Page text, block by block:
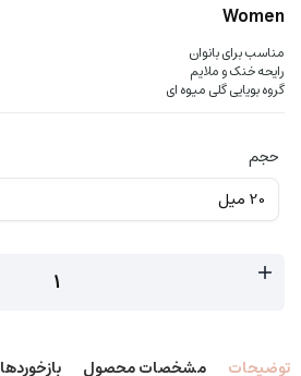
Women
مناسب برای بانوان
رایحه خنک و ملایم
گروه بویایی گلی میوه ای
حجم
توضیحات مشخصات محصول بازخوردها